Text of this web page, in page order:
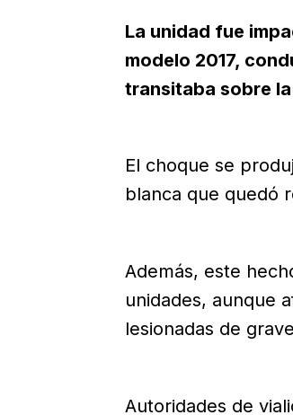
La unidad fue
modelo 2017,
transitaba sobre
El choque se
blanca que quedó
Además, este
unidades, aunque
lesionadas de
Autoridades de